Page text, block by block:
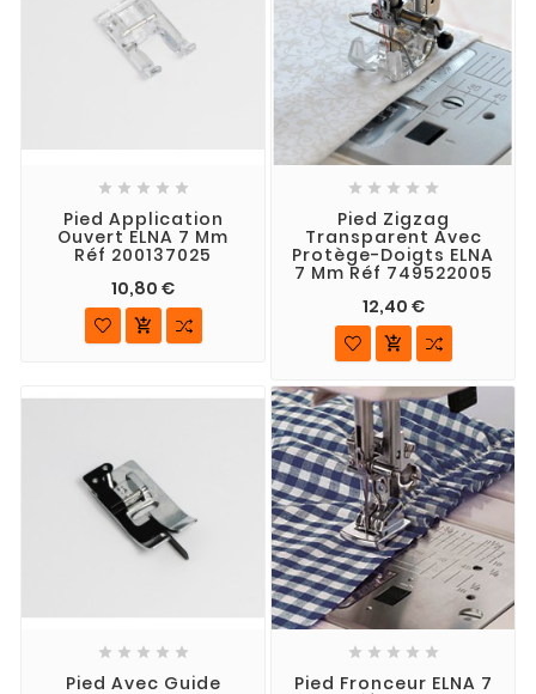
    
Pied Application
Ouvert ELNA 7 Mm
Réf 200137025
10,80 €

    
Pied Zigzag
Transparent Avec
Protège-Doigts ELNA
7 Mm Réf 749522005
12,40 €

    
Pied Avec Guide
    
Pied Fronceur ELNA 7